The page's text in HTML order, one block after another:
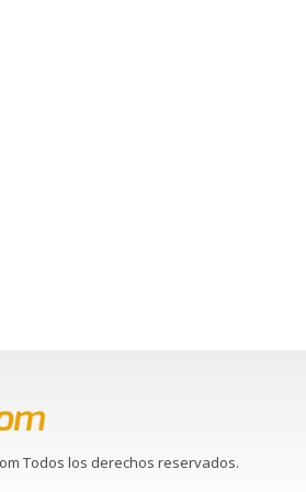
Todos los derechos reservados.